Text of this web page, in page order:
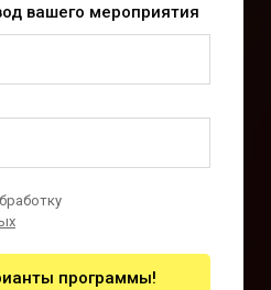
вашего мероприятия
программы!